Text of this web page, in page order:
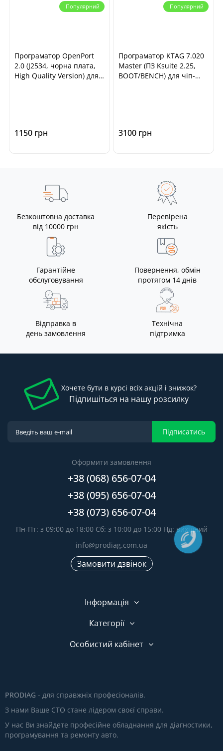
Популярний
Програматор OpenPort
2.0 (J2534, чорна плата,
High Quality Version) для
1150 грн
Популярний
Програматор KTAG 7.020
Master (ПЗ Ksuite 2.25,
BOOT/BENCH) для чіп-
3100 грн
Безкоштовна доставка
від 10000 грн
Перевірена
якість
Гарантійне
обслуговування
Повернення, обмін
протягом 14 днів
Відправка в
день замовлення
Технічна
підтримка
Хочете бути в курсі всіх акцій і знижок?
Підпишіться на нашу розсилку
Підписатись
Оформити замовлення
+38 (068) 656-07-04
+38 (095) 656-07-04
+38 (073) 656-07-04
Пн-Пт: з 09:00 до 18:00 Сб: з 10:00 до 15:00 Нд: вихідний
info@prodiag.com.ua
Замовити дзвінок
Інформація
Категорії
Особистий кабінет
PRODIAG - для справжніх професіоналів.
З нами Ваше СТО стане лідером своєї справи.
У нас Ви знайдете професійне обладнання для діагностики,
програмування та ремонту авто.